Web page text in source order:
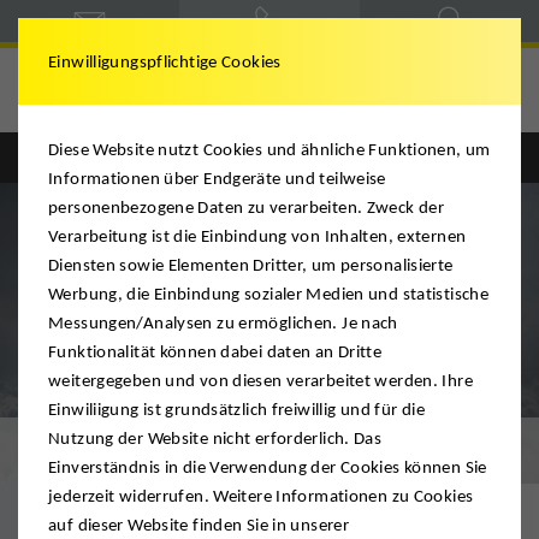
Englisch Deutsch
Luftfracht
Einwilligungspflichtige Cookies
Diese Website nutzt Cookies und ähnliche Funktionen, um
Informationen über Endgeräte und teilweise
personenbezogene Daten zu verarbeiten. Zweck der
Verarbeitung ist die Einbindung von Inhalten, externen
Diensten sowie Elementen Dritter, um personalisierte
Werbung, die Einbindung sozialer Medien und statistische
Messungen/Analysen zu ermöglichen. Je nach
Funktionalität können dabei daten an Dritte
weitergegeben und von diesen verarbeitet werden. Ihre
Einwiliigung ist grundsätzlich freiwillig und für die
Nutzung der Website nicht erforderlich. Das
Einverständnis in die Verwendung der Cookies können Sie
jederzeit widerrufen. Weitere Informationen zu Cookies
auf dieser Website finden Sie in unserer